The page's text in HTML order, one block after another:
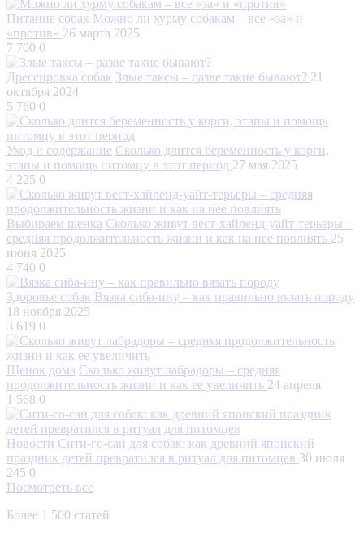
Питание собак Можно ли хурму собакам – все «за» и
«против» 26 марта 2025
7 700 0
Дрессировка собак Злые таксы – разве такие бывают? 21
октября 2024
5 760 0
Уход и содержание Сколько длится беременность у корги,
этапы и помощь питомцу в этот период 27 мая 2025
4 225 0
Выбираем щенка Сколько живут вест-хайленд-уайт-терьеры –
средняя продолжительность жизни и как на нее повлиять 25
июня 2025
4 740 0
Здоровье собак Вязка сиба-ину – как правильно вязать породу
18 ноября 2025
3 619 0
Щенок дома Сколько живут лабрадоры – средняя
продолжительность жизни и как ее увеличить 24 апреля
1 568 0
Новости Сити-го-сан для собак: как древний японский
праздник детей превратился в ритуал для питомцев 30 июля
245 0
Посмотреть все
Более 1 500 статей